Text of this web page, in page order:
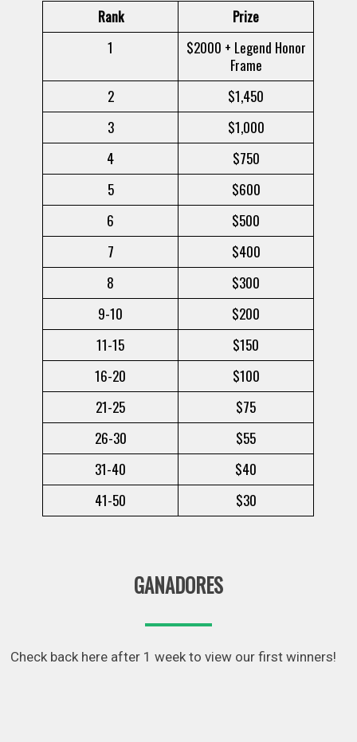
Rank
Prize
1
$2000 + Legend Honor
Frame
2
$1,450
3
$1,000
4
$750
5
$600
6
$500
7
$400
8
$300
9-10
$200
11-15
$150
16-20
$100
21-25
$75
26-30
$55
31-40
$40
41-50
$30
GANADORES
Check back here after 1 week to view our first winners!